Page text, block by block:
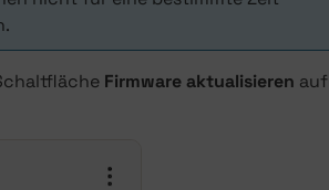
Firmware aktualisieren auf